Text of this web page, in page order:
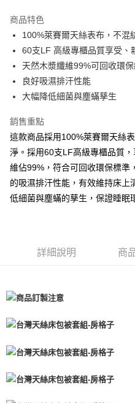
街口支付
悠遊付
全盈+PAY
ATM付款
宅配(包含郵寄包裹/大型物件運
每筆NT$100，滿NT$1,500(含
免運費
每筆NT$125
商品特色
100%萊賽爾天絲表布，不混
60支LF 高級專櫃品質享受、
天然木漿纖維99%可回收環
良好吸濕排汗性能
大幅降低細菌與塵蟎孳生
銷售重點
這款商品採用100%萊賽爾天絲
淨。採用60支LF高級專櫃品質
維佔99%，符合可回收環保標準
的吸濕排汗性能，有效維持床上
低細菌與塵蟎的孳生，保證睡眠
詳細說明 商